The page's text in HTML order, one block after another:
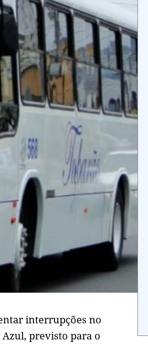
interrupções no
previsto para o